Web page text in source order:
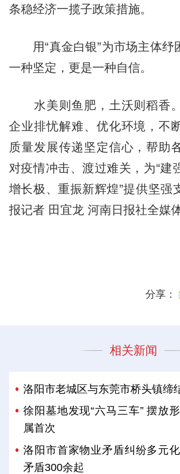
条稳经济一揽子政策措施。
用“真金白银”为市场主体纾
一种坚定，更是一种自信。
水美则鱼肥，土沃则稻香
企业排忧解难、优化环境，不
质量发展传递坚定信心，帮助
对疫情冲击、渡过难关，为“建
增长极、重振新辉煌”提供坚强
报记者 田宜龙 河南日报社全媒
分享：
相关新闻
洛阳市老城区与东莞市桥头镇缔
徐阳墓地发现“六马三车” 摆放
属首次
洛阳市首家物业矛盾纠纷多元
矛盾300余起